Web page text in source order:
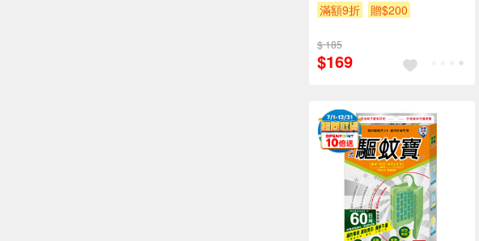
滿額9折
贈$200
$ 185
$169